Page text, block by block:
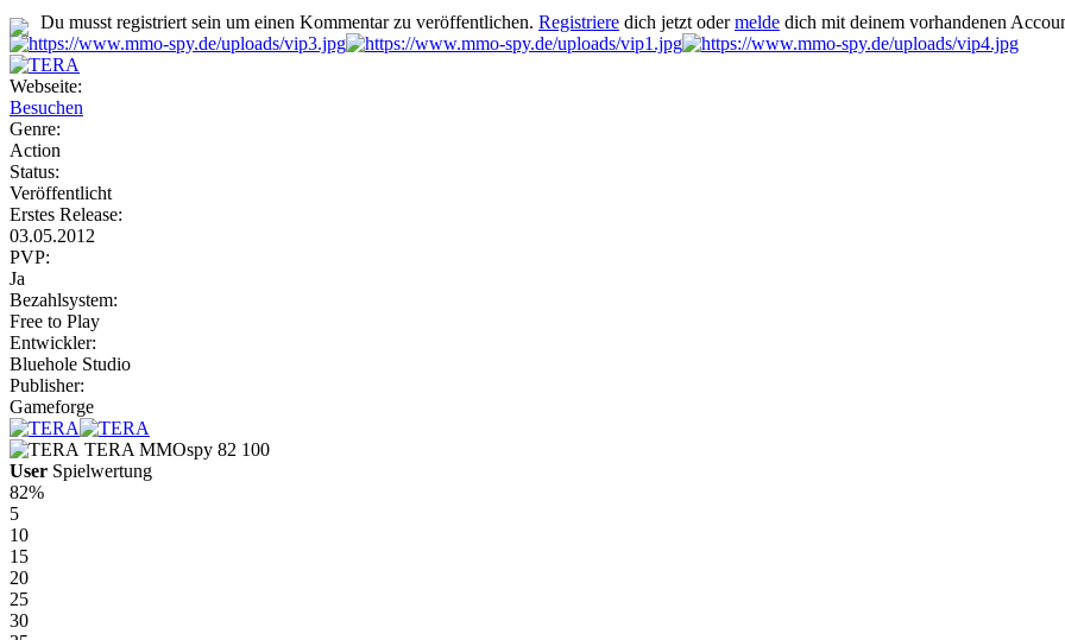
Du musst registriert sein um einen Kommentar zu veröffentlichen. Registriere dich jetzt odermelde dich mit deinem vorhandenen
Webseite:
Besuchen
Genre:
Action
Status:
Veröffentlicht
Erstes Release:
03.05.2012
PVP:
Ja
Bezahlsystem:
Free to Play
Entwickler:
Bluehole Studio
Publisher:
Gameforge
TERA MMOspy 82 100
User Spielwertung
82%
5
10
15
20
25
30